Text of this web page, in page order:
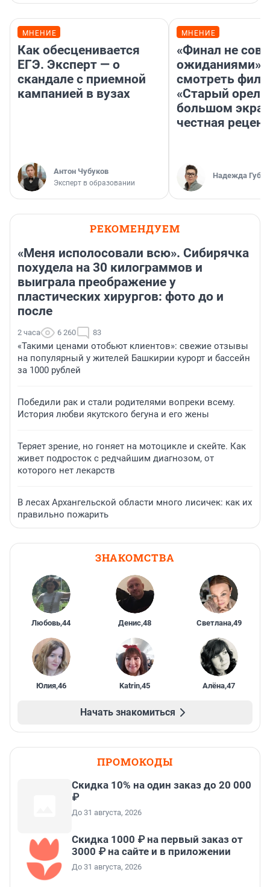
МНЕНИЕ
Как обесценивается
ЕГЭ. Эксперт — о
скандале с приемной
кампанией в вузах
Антон Чубуков
Эксперт в образовании
МНЕНИЕ
«Финал не
ожиданиями»:
смотреть
«Старый орел»
большом
честная
Надежда
РЕКОМЕНДУЕМ
«Меня исполосовали всю». Сибирячка
похудела на 30 килограммов и
выиграла преображение у
пластических хирургов: фото до и
после
2 часа 6 260 83
«Такими ценами отобьют клиентов»: свежие отзывы
на популярный у жителей Башкирии курорт и бассейн
за 1000 рублей
Победили рак и стали родителями вопреки всему.
История любви якутского бегуна и его жены
Теряет зрение, но гоняет на мотоцикле и скейте. Как
живет подросток с редчайшим диагнозом, от
которого нет лекарств
В лесах Архангельской области много лисичек: как их
правильно пожарить
ЗНАКОМСТВА
Любовь,44 Денис,48 Светлана,49
Юлия,46 Katrin,45 Алёна,47
Начать знакомиться
ПРОМОКОДЫ
Скидка 10% на один заказ до 20 000
₽
До 31 августа, 2026
Скидка 1000 ₽ на первый заказ от
3000 ₽ на сайте и в приложении
До 31 августа, 2026